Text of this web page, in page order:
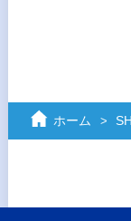
ホーム